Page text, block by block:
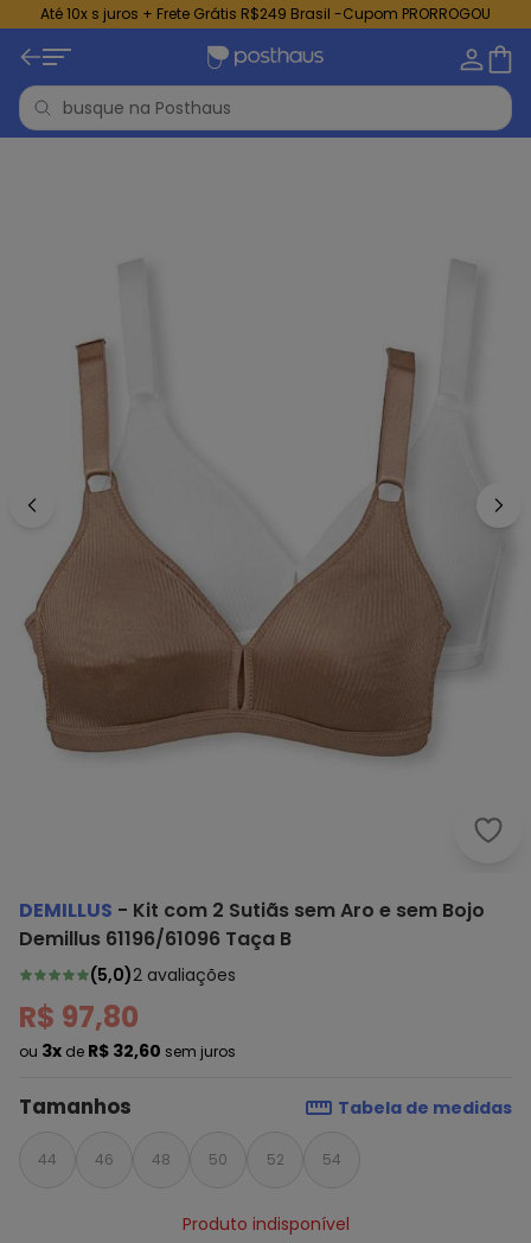
Até 10x s juros + Frete Grátis R$249 Brasil -Cupom PRORROGOU
DEMILLUS - Kit com 2 Sutiãs sem Aro e sem Bojo
Demillus 61196/61096 Taça B
(5,0)2 avaliações
R$ 97,80
ou 3x de R$ 32,60 sem juros
Tamanhos Tabela de medidas
44 46 48 50 52 54
Produto indisponível